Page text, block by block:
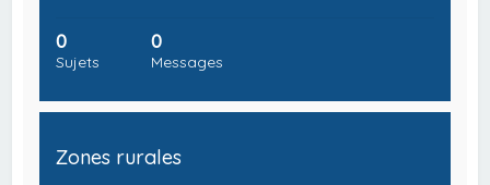
0
Sujets
0
Messages
Zones rurales